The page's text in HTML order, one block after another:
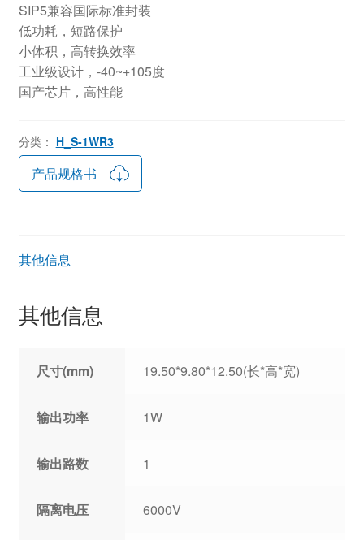
SIP5兼容国际标准封装
低功耗，短路保护
小体积，高转换效率
工业级设计，-40~+105度
国产芯片，高性能
分类： H_S-1WR3
产品规格书
其他信息
其他信息
尺寸(mm) 19.50*9.80*12.50(长*高*宽)
输出功率 1W
输出路数 1
隔离电压 6000V